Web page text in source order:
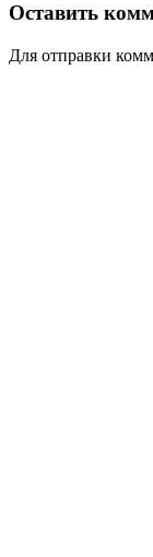
Оставить
Для отправки